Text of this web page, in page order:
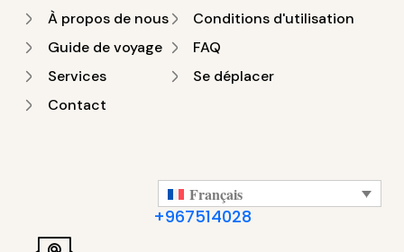
À propos de nous
Guide de voyage
Services
Contact
Conditions d'utilisation
FAQ
Se déplacer
Français
+967514028